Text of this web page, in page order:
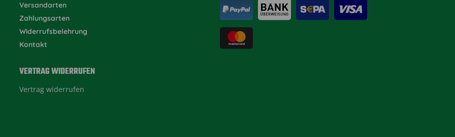
Versandarten
Zahlungsarten
Widerrufsbelehrung
Kontakt
VERTRAG WIDERRUFEN
Vertrag widerrufen